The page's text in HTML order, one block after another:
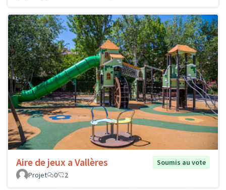
Aire de jeux a Vallères
Soumis au vote
Projet
0 2